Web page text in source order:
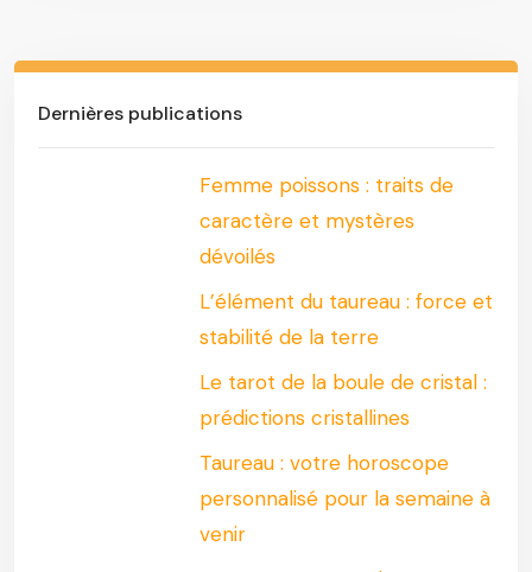
Dernières publications
Femme poissons : traits de
caractère et mystères
dévoilés
L’élément du taureau : force et
stabilité de la terre
Le tarot de la boule de cristal :
prédictions cristallines
Taureau : votre horoscope
personnalisé pour la semaine à
venir